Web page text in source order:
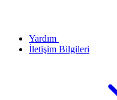
Yardım
İletişim Bilgileri